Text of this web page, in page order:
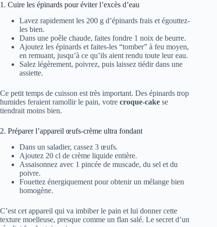
1. Cuire les épinards pour éviter l’excès d’eau
Lavez rapidement les 200 g d’épinards frais et égouttez-
les bien.
Dans une poêle chaude, faites fondre 1 noix de beurre.
Ajoutez les épinards et faites-les “tomber” à feu moyen,
en remuant, jusqu’à ce qu’ils aient rendu toute leur eau.
Salez légèrement, poivrez, puis laissez tiédir dans une
assiette.
Ce petit temps de cuisson est très important. Des épinards trop
humides feraient ramollir le pain, votre croque-cake se
tiendrait moins bien.
2. Préparer l’appareil œufs-crème ultra fondant
Dans un saladier, cassez 3 œufs.
Ajoutez 20 cl de crème liquide entière.
Assaisonnez avec 1 pincée de muscade, du sel et du
poivre.
Fouettez énergiquement pour obtenir un mélange bien
homogène.
C’est cet appareil qui va imbiber le pain et lui donner cette
texture moelleuse, presque comme un flan salé. Le secret d’un